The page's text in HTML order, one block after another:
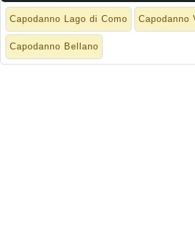
Capodanno Lago di Como Capodanno
Capodanno Bellano